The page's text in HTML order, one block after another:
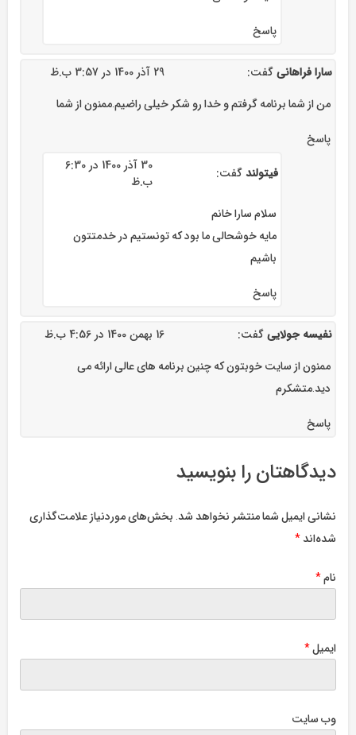
پاسخ
سارا فراهانیگفت: 29 آذر 1400 در 3:57 ب.ظ
من از شما برنامه گرفتم و خدا رو شکر خیلی راضیم.ممنون از شما
پاسخ
فیتولندگفت:
30 آذر 1400 در 6:30
ب.ظ
سلام سارا خانم
مایه خوشحالی ما بود که تونستیم در خدمتتون
باشیم
پاسخ
نفیسه جولاییگفت: 16 بهمن 1400 در 4:56 ب.ظ
ممنون از سایت خوبتون که چنین برنامه های عالی ارائه می
دید.متشکرم
پاسخ
دیدگاهتان را بنویسید
نشانی ایمیل شما منتشر نخواهد شد. بخش‌های موردنیاز علامت‌گذاری
شده‌اند *
نام*
ایمیل*
وب‌ سایت